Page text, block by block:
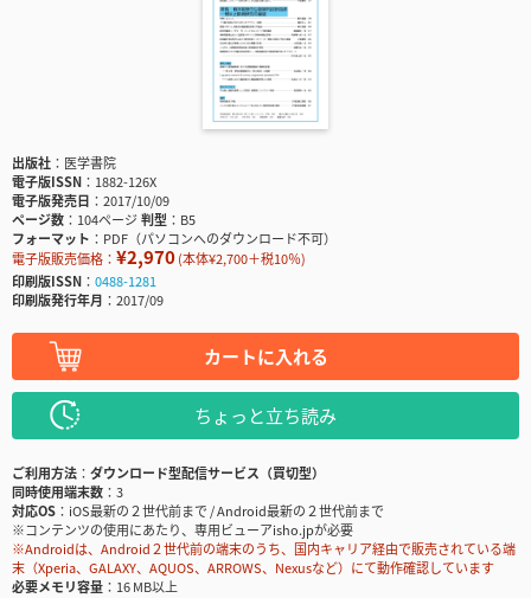
出版社
医学書院
電子版ISSN
1882-126X
電子版発売日
2017/10/09
ページ数
104ページ判型
B5
フォーマット
PDF（パソコンへのダウンロード不可）
電子版販売価格： ¥2,970(本体¥2,700＋税10％)
印刷版ISSN
0488-1281
印刷版発行年月
2017/09
カートに入れる
ちょっと立ち読み
ご利用方法
ダウンロード型配信サービス（買切型）
同時使用端末数
3
対応OS
iOS最新の２世代前まで / Android最新の２世代前まで
※コンテンツの使用にあたり、専用ビューアisho.jpが必要
※Androidは、Android２世代前の端末のうち、国内キャリア経由で販売されている端
末（Xperia、GALAXY、AQUOS、ARROWS、Nexusなど）にて動作確認しています
必要メモリ容量
16 MB以上